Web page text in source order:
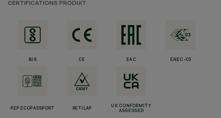
CERTIFICATIONS PRODUIT
BIS CE EAC ENEC-03
PEP ECOPASSPORT RETILAP
UK CONFORMITY
ASSESSED